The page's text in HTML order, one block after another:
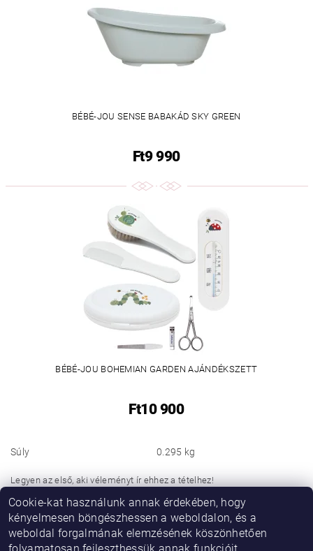
BÉBÉ-JOU SENSE BABAKÁD SKY GREEN
Ft9 990
BÉBÉ-JOU BOHEMIAN GARDEN AJÁNDÉKSZETT
Ft10 900
Súly 0.295 kg
Legyen az első, aki véleményt ír ehhez a tételhez!
Hozzászólás hozzáadása
Cookie-kat használunk annak érdekében, hogy
kényelmesen böngészhessen a weboldalon, és a
weboldal forgalmának elemzésének köszönhetően